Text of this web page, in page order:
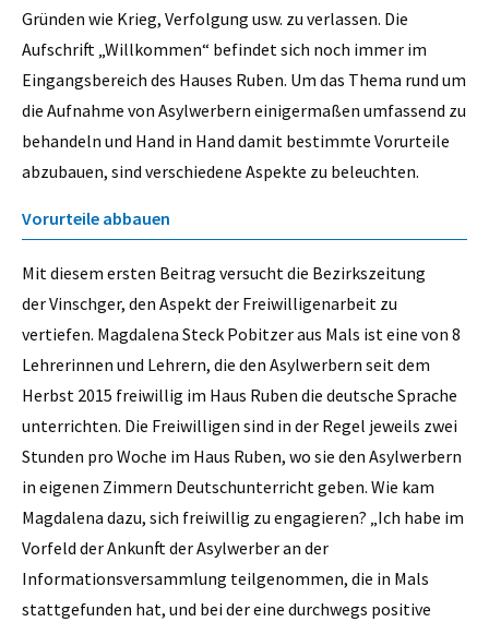
Gründen wie Krieg, Verfolgung usw. zu verlassen. Die
Aufschrift ­„Willkommen“ befindet sich noch immer im
Eingangsbereich des Hauses Ruben. Um das Thema rund um
die Aufnahme von Asylwerbern einigermaßen umfassend zu
behandeln und Hand in Hand damit bestimmte Vorurteile
abzubauen, sind verschiedene Aspekte zu beleuchten.
Vorurteile abbauen
Mit diesem ersten Beitrag versucht die Bezirkszeitung
der Vinschger, den Aspekt der Freiwilligenarbeit zu
vertiefen. Magdalena Steck Pobitzer aus Mals ist eine von 8
Lehrerinnen und Lehrern, die den Asylwerbern seit dem
Herbst 2015 freiwillig im Haus Ruben die deutsche Sprache
unterrichten. Die Freiwilligen sind in der Regel jeweils zwei
Stunden pro Woche im Haus Ruben, wo sie den Asylwerbern
in eigenen Zimmern Deutschunterricht geben. Wie kam
Magdalena dazu, sich freiwillig zu engagieren? „Ich habe im
Vorfeld der Ankunft der Asylwerber an der
Informationsversammlung teilgenommen, die in Mals
stattgefunden hat, und bei der eine durchwegs positive